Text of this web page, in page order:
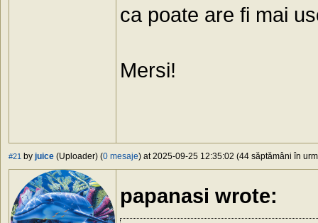
ca poate are fi mai
Mersi!
#21 by juice (Uploader) (0 mesaje) at 2025-09-25 12:35:02 (44 săptămâni în
papanasi wrote: